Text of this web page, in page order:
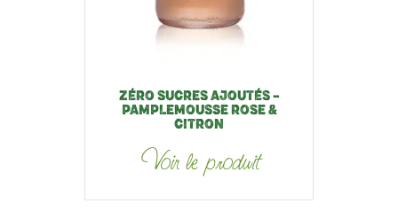
ZÉRO SUCRES AJOUTÉS –
PAMPLEMOUSSE ROSE &
CITRON
Voir le produit